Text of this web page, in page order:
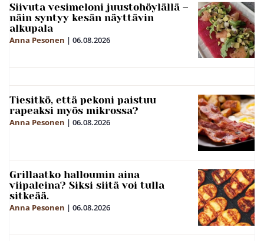
Siivuta vesimeloni juustohöylällä –
näin syntyy kesän näyttävin
alkupala
Anna Pesonen | 06.08.2026
Tiesitkö, että pekoni paistuu
rapeaksi myös mikrossa?
Anna Pesonen | 06.08.2026
Grillaatko halloumin aina
viipaleina? Siksi siitä voi tulla
sitkeää.
Anna Pesonen | 06.08.2026